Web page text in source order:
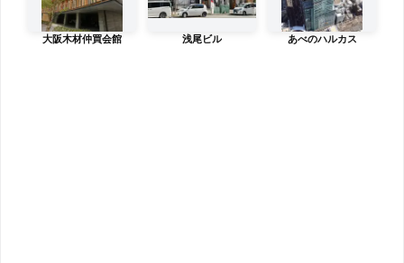
大阪木材仲買会館 浅尾ビル あべのハルカス